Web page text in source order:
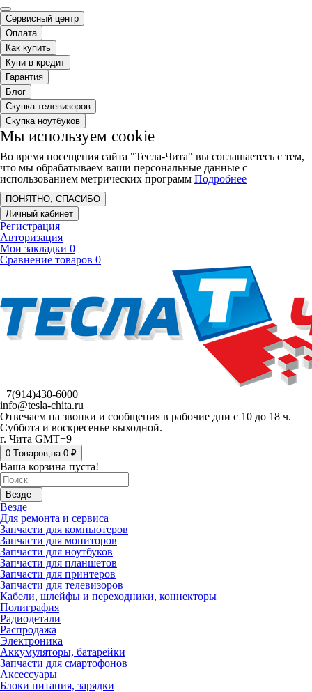
Сервисный центр
Оплата
Как купить
Купи в кредит
Гарантия
Блог
Скупка телевизоров
Скупка ноутбуков
Мы используем cookie
Во время посещения сайта "Тесла-Чита" вы соглашаетесь с тем,
что мы обрабатываем ваши персональные данные с
использованием метрических программ Подробнее
ПОНЯТНО, СПАСИБО
Личный кабинет
Регистрация
Авторизация
Мои закладки 0
Сравнение товаров 0
+7(914)430-6000
info@tesla-chita.ru
Отвечаем на звонки и сообщения в рабочие дни с 10 до 18 ч.
Суббота и воскресенье выходной.
г. Чита GMT+9
0 Tоваров,на 0 ₽
Ваша корзина пуста!
Везде
Везде
Для ремонта и сервиса
Запчасти для компьютеров
Запчасти для мониторов
Запчасти для ноутбуков
Запчасти для планшетов
Запчасти для принтеров
Запчасти для телевизоров
Кабели, шлейфы и переходники, коннекторы
Полиграфия
Радиодетали
Распродажа
Электроника
Аккумуляторы, батарейки
Запчасти для смартофонов
Аксессуары
Блоки питания, зарядки